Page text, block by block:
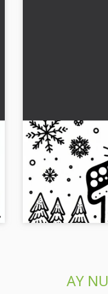
Ocak ayı için 1
kar tanesi
boyama kitabı
Kar tanelerinin kış
boyama resmini
ol!...
AY